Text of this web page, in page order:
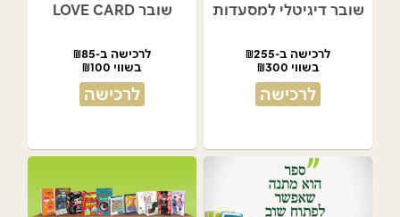
שובר דיגיטלי למסעדות
לרכישה ב-₪255
בשווי ₪300
לרכישה
שובר LOVE CARD
לרכישה ב-₪85
בשווי ₪100
לרכישה